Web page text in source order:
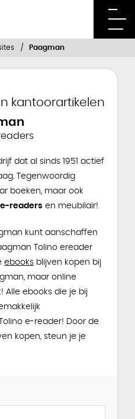
Paagman
kantoorartikelen
dat al sinds 1951 actief
Tegenwoordig
boeken, maar ook
e-readers en meubilair!
kunt aanschaffen
Tolino ereader
ebooks blijven kopen bij
maar online
Alle ebooks die je bij
e-reader! Door de
kopen, steun je je